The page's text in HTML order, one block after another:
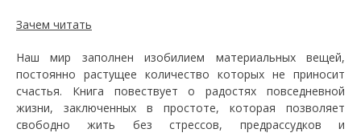
Зачем читать
Наш мир заполнен изобилием материальных вещей,
постоянно растущее количество которых не приносит
счастья. Книга повествует о радостях повседневной
жизни, заключенных в простоте, которая позволяет
свободно жить без стрессов, предрассудков и